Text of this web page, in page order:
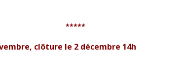
*****
clôture le 2 décembre 14h